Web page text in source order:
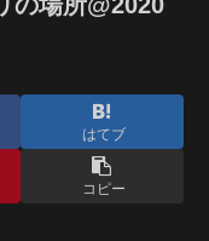
はてブ
コピー